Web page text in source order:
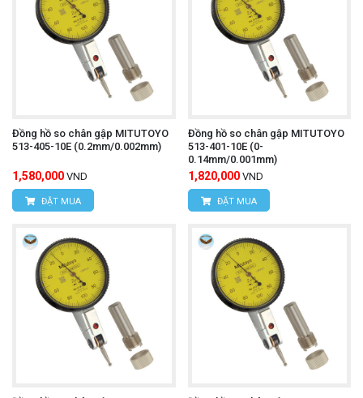
Đồng hồ so chân gập MITUTOYO
513-405-10E (0.2mm/0.002mm)
1,580,000 VND
ĐẶT MUA
Đồng hồ so chân gập MITUTOYO
513-401-10E (0-
0.14mm/0.001mm)
1,820,000 VND
ĐẶT MUA